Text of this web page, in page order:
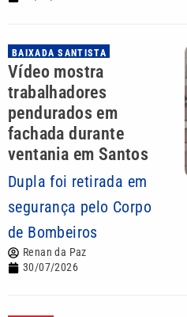
BAIXADA SANTISTA
Vídeo mostra
trabalhadores
pendurados em
fachada durante
ventania em Santos
Dupla foi retirada em
segurança pelo Corpo
de Bombeiros
Renan da Paz
30/07/2026